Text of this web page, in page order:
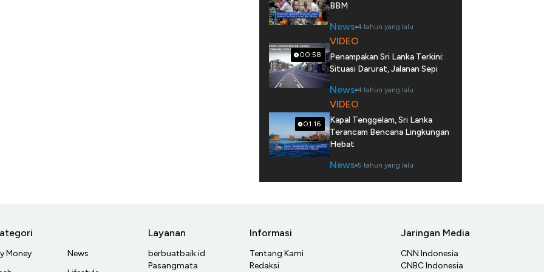
BBM
News 4 tahun yang lalu
00:58
VIDEO
Penampakan Sri Lanka Terkini:
Situasi Darurat, Jalanan Sepi
News 4 tahun yang lalu
01:16
VIDEO
Kapal Tenggelam, Sri Lanka
Terancam Bencana Lingkungan
Hebat
News 5 tahun yang lalu
Money
News
Layanan
berbuatbaik.id
Pasangmata
Informasi
Tentang Kami
Redaksi
Jaringan Media
CNN Indonesia
CNBC Indonesia